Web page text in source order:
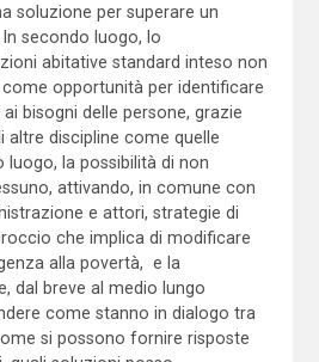
soluzione per superare un
secondo luogo, lo
abitative standard inteso non
opportunità per identificare
bisogni delle persone, grazie
altre discipline come quelle
luogo, la possibilità di non
attivando, in comune con
e attori, strategie di
che implica di modificare
alla povertà, e la
dal breve al medio lungo
come stanno in dialogo tra
si possono fornire risposte